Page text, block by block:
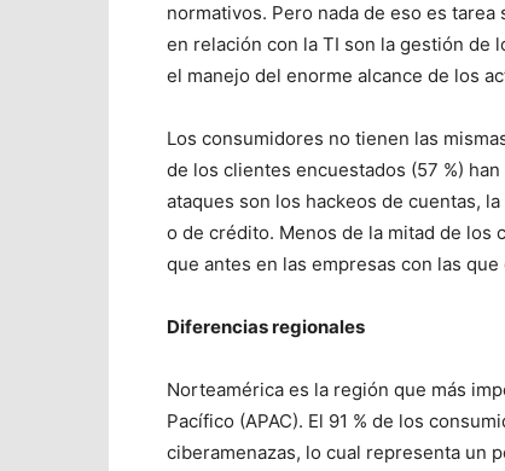
normativos. Pero nada de eso es
en relación con la TI son la gestión de
el manejo del enorme alcance de los
Los consumidores no tienen las
de los clientes encuestados (57 %)
ataques son los hackeos de cuentas,
o de crédito. Menos de la mitad de los
que antes en las empresas con las
Diferencias regionales
Norteamérica es la región que más
Pacífico (APAC). El 91 % de los
ciberamenazas, lo cual representa un